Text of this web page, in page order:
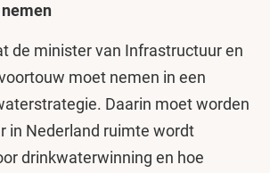
de minister van Infrastructuur en
moet nemen in een
Daarin moet worden
in Nederland ruimte wordt
drinkwaterwinning en hoe